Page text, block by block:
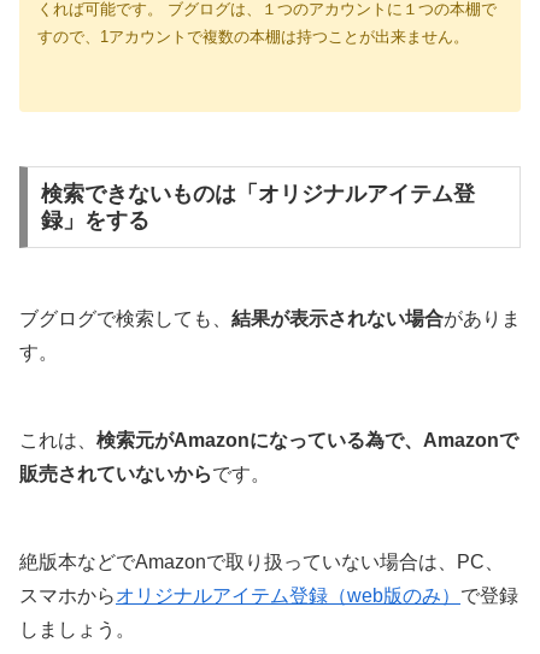
くれば可能です。 ブグログは、１つのアカウントに１つの本棚で
すので、1アカウントで複数の本棚は持つことが出来ません。
検索できないものは「オリジナルアイテム登
録」をする
ブグログで検索しても、 結果が表示されない場合がありま
す。
これは、 検索元がAmazonになっている為で、Amazonで
販売されていないからです。
絶版本などでAmazonで取り扱っていない場合は、PC、
スマホからオリジナルアイテム登録（web版のみ） で登録
しましょう。